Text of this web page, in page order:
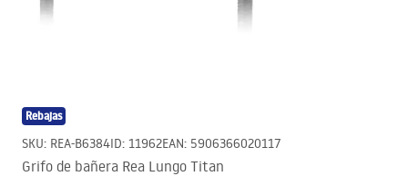
Rebajas
SKU: REA-B6384ID: 11962EAN: 5906366020117
Grifo de bañera Rea Lungo Titan